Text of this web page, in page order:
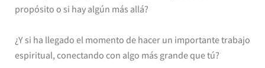
propósito o si hay algún más allá?
¿Y si ha llegado el momento de hacer un importante trabajo
espiritual, conectando con algo más grande que tú?